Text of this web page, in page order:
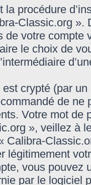
la procédure
Classic.org
de votre compte
le choix de
crypté (par
de
Votre mot de
», veillez à
Calibra-
légitimement
vous pouvez
par le logiciel